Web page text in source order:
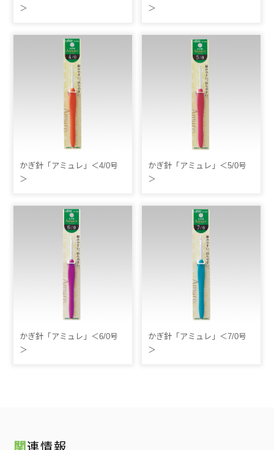
＞
＞
かぎ針「アミュレ」＜4/0号
＞
かぎ針「アミュレ」＜5/0号
＞
かぎ針「アミュレ」＜6/0号
＞
かぎ針「アミュレ」＜7/0号
＞
関連情報